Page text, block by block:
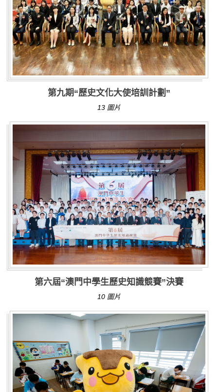
第九期“歷史文化大使培訓計劃”
13 圖片
第六屆“澳門中學生歷史知識競賽”決賽
10 圖片